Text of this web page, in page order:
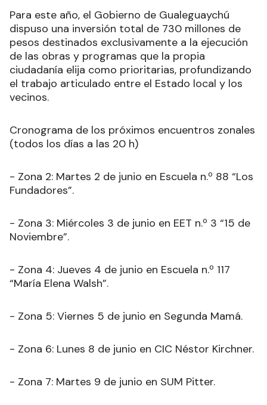
Para este año, el Gobierno de Gualeguaychú
dispuso una inversión total de 730 millones de
pesos destinados exclusivamente a la ejecución
de las obras y programas que la propia
ciudadanía elija como prioritarias, profundizando
el trabajo articulado entre el Estado local y los
vecinos.
Cronograma de los próximos encuentros zonales
(todos los días a las 20 h)
- Zona 2: Martes 2 de junio en Escuela n.º 88 “Los
Fundadores”.
- Zona 3: Miércoles 3 de junio en EET n.º 3 “15 de
Noviembre”.
- Zona 4: Jueves 4 de junio en Escuela n.º 117
“María Elena Walsh”.
- Zona 5: Viernes 5 de junio en Segunda Mamá.
- Zona 6: Lunes 8 de junio en CIC Néstor Kirchner.
- Zona 7: Martes 9 de junio en SUM Pitter.